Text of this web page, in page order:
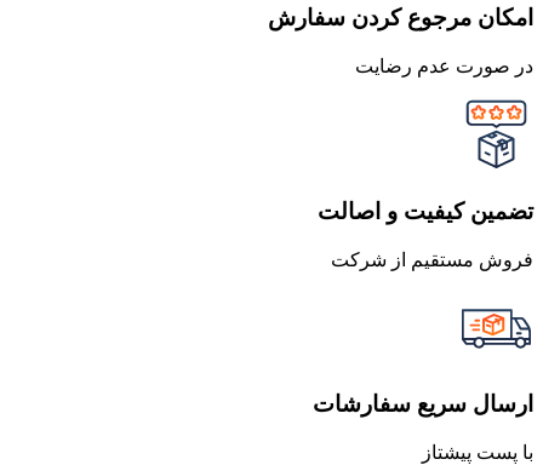
امکان مرجوع کردن سفارش
در صورت عدم رضایت
تضمین کیفیت و اصالت
فروش مستقیم از شرکت
ارسال سریع سفارشات
با پست پیشتاز